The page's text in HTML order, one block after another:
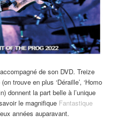
de son DVD. Treize
trouve en plus ‘Déraille’, ‘Homo
donnent la part belle à l’unique
le magnifique Fantastique
années auparavant.